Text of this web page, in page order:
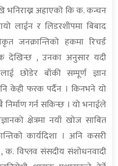
अह्राएको कि क. कन्चन
लाईन र लिडरशीपमा बिबाद
जनक्रान्तिको हकमा रिचर्ड
देखिन्छ , उनका अनुसार यदी
छोडेर बाँकी सम्पूर्ण ज्ञान
केही फरक पर्दैन । किनभने यो
गर्न सकिन्छ । यो भनाईले
क्षेत्रमा नयाँ खोज साबित
कार्यदिशा । अनि कसरी
क. विप्लव संसदीय संशोधनवादी